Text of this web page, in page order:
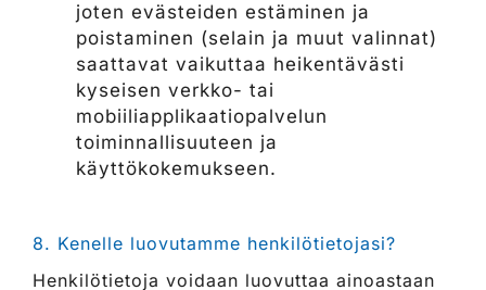
joten evästeiden estäminen ja
poistaminen (selain ja muut valinnat)
saattavat vaikuttaa heikentävästi
kyseisen verkko- tai
mobiiliapplikaatiopalvelun
toiminnallisuuteen ja
käyttökokemukseen.​​​​​​​
8. Kenelle luovutamme henkilötietojasi?
Henkilötietoja voidaan luovuttaa ainoastaan